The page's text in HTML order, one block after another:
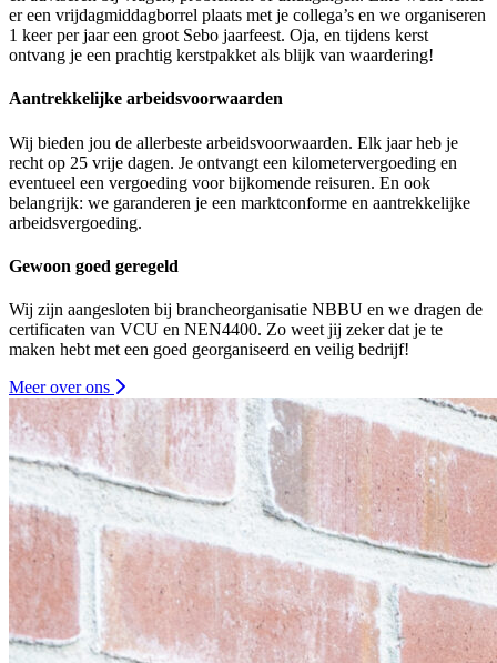
er een vrijdagmiddagborrel plaats met je collega’s en we organiseren
1 keer per jaar een groot Sebo jaarfeest. Oja, en tijdens kerst
ontvang je een prachtig kerstpakket als blijk van waardering!
Aantrekkelijke arbeidsvoorwaarden
Wij bieden jou de allerbeste arbeidsvoorwaarden. Elk jaar heb je
recht op 25 vrije dagen. Je ontvangt een kilometervergoeding en
eventueel een vergoeding voor bijkomende reisuren. En ook
belangrijk: we garanderen je een marktconforme en aantrekkelijke
arbeidsvergoeding.
Gewoon goed geregeld
Wij zijn aangesloten bij brancheorganisatie NBBU en we dragen de
certificaten van VCU en NEN4400. Zo weet jij zeker dat je te
maken hebt met een goed georganiseerd en veilig bedrijf!
Meer over ons